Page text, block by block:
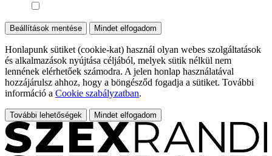
Beállítások mentése Mindet elfogadom
Honlapunk sütiket (cookie-kat) használ olyan webes szolgáltatások
és alkalmazások nyújtása céljából, melyek sütik nélkül nem
lennének elérhetőek számodra. A jelen honlap használatával
hozzájárulsz ahhoz, hogy a böngésződ fogadja a sütiket. További
információ a Cookie szabályzatban.
További lehetőségek Mindet elfogadom